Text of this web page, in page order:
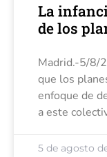
La
de los
Madrid.-5/8/
que los
enfoque de
a este
la
5 de agosto